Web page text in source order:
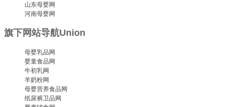
山东母婴网
河南母婴网
旗下网站导航Union
母婴乳品网
婴童食品网
牛初乳网
羊奶粉网
母婴营养食品网
纸尿裤卫品网